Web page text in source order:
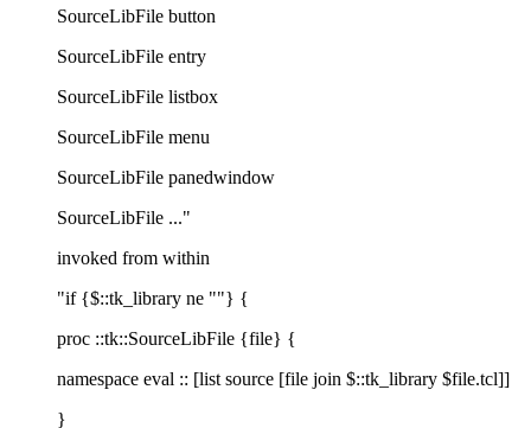
SourceLibFile button
SourceLibFile entry
SourceLibFile listbox
SourceLibFile menu
SourceLibFile panedwindow
SourceLibFile ..."
invoked from within
"if {$::tk_library ne ""} {
proc ::tk::SourceLibFile {file} {
namespace eval :: [list source [file join $::tk_library $file.tcl]]
}